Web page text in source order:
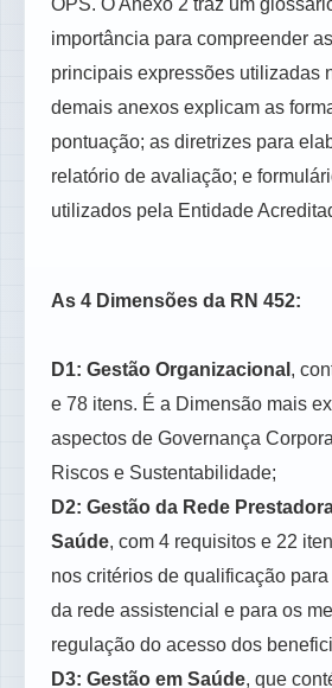
importância para compreender
principais expressões utilizadas
demais anexos explicam as
pontuação; as diretrizes para
relatório de avaliação; e
utilizados pela Entidade
As 4 Dimensões da RN 452:
D1: Gestão Organizacional ,
e 78 itens. É a Dimensão mais
aspectos de Governança
Riscos e Sustentabilidade;
D2: Gestão da Rede
Saúde, com 4 requisitos e 22
nos critérios de qualificação
da rede assistencial e para os
regulação do acesso dos
D3: Gestão em Saúde, que